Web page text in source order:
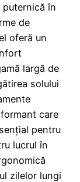
în
de
oferă un
largă de
solului
care
pentru
lucrul în
zilelor lungi